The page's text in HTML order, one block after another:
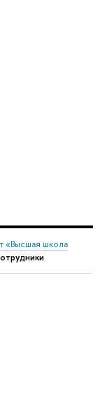
«Высшая школа